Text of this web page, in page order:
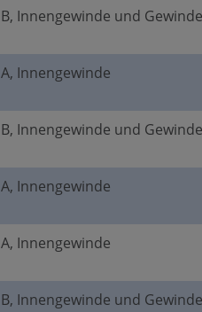
B, Innengewinde und
A, Innengewinde
B, Innengewinde und
A, Innengewinde
A, Innengewinde
B, Innengewinde und